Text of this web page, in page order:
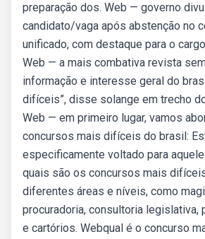
preparação dos. Web — governo
candidato/vaga após abstenção no
unificado, com destaque para o
Web — a mais combativa revista
informação e interesse geral do
difíceis”, disse solange em trecho
Web — em primeiro lugar, vamos
concursos mais difíceis do brasil:
especificamente voltado para
quais são os concursos mais
diferentes áreas e níveis, como
procuradoria, consultoria legislativa,
e cartórios. Webqual é o concurso